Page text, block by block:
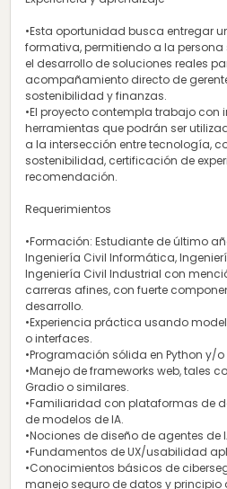
•Esta oportunidad busca entregar
formativa, permitiendo a la
el desarrollo de soluciones reales
acompañamiento directo de
sostenibilidad y finanzas.
•El proyecto contempla trabajo
herramientas que podrán ser
a la intersección entre tecnología,
sostenibilidad, certificación de
recomendación.
Requerimientos
•Formación: Estudiante de último
Ingeniería Civil Informática,
Ingeniería Civil Industrial con
carreras afines, con fuerte
desarrollo.
•Experiencia práctica usando
o interfaces.
•Programación sólida en Python y/
•Manejo de frameworks web, tales
Gradio o similares.
•Familiaridad con plataformas de
de modelos de IA.
•Nociones de diseño de agentes
•Fundamentos de UX/usabilidad
•Conocimientos básicos de
manejo seguro de datos y principio